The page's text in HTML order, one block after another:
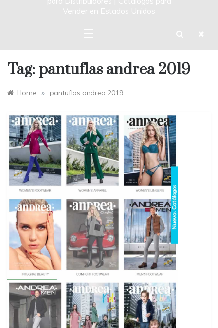
Vender en Estados Unidos
Tag: pantuflas andrea 2019
Home » pantuflas andrea 2019